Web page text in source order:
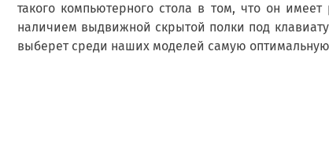
такого компьютерного стола в том, что он
наличием выдвижной скрытой полки под
выберет среди наших моделей самую